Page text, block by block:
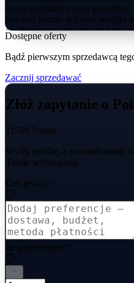
ways to enhance your
fast and secure delivery straight
on dominating the ring and
Dostępne oferty
Bądź pierwszym sprzedawcą
Zacznij sprzedawać
Złóż zapytanie o
11500 Points
Wyślij prośbę, a powiadomimy
Twoje wymagania.
Coś jeszcze?
Ile potrzebujesz?